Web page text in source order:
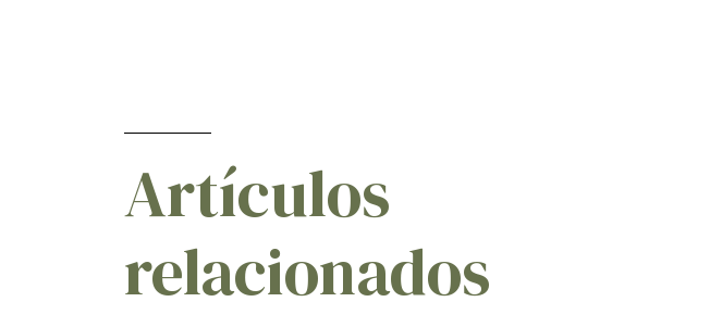
Artículos
relacionados